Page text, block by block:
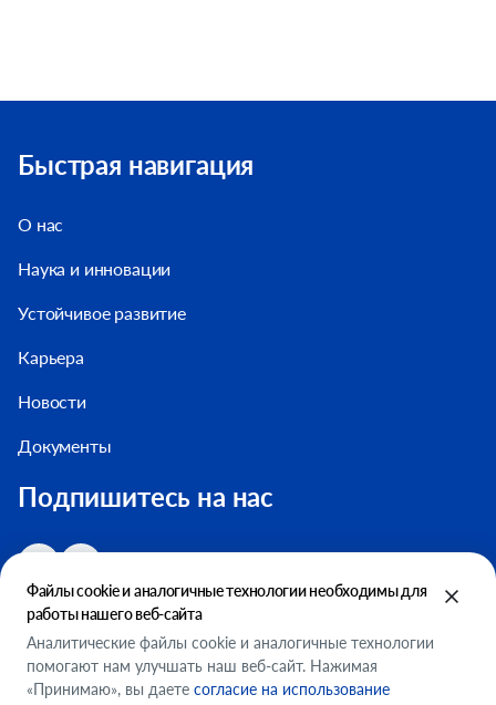
Быстрая навигация
О нас
Наука и инновации
Устойчивое развитие
Карьера
Новости
Документы
Подпишитесь на нас
Настройки файлов cookie ООО "ФМСМ"
Файлы cookie и аналогичные технологии необходимы для
работы нашего веб-сайта
Аналитические файлы cookie и аналогичные технологии
помогают нам улучшать наш веб-сайт. Нажимая
«Принимаю», вы даете согласие на использование